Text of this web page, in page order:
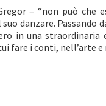
– “non può che
danzare. Passando
in una straordinaria
fare i conti, nell’arte